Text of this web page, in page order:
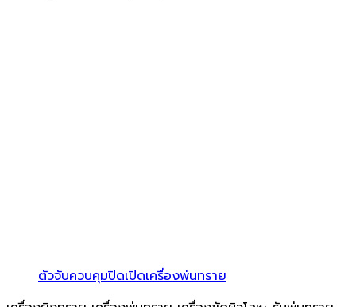
ตัวจับควบคุมปิดเปิดเครื่องพ่นทราย